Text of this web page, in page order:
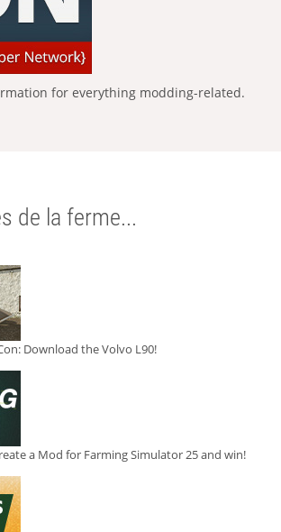
for everything modding-related.
de la ferme...
Download the Volvo L90!
a Mod for Farming Simulator 25 and win!